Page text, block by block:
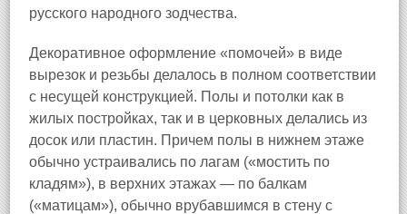
русского народного зодчества.
Декоративное оформление «помочей» в виде
вырезок и резьбы делалось в полном соответствии
с несущей конструкцией. Полы и потолки как в
жилых постройках, так и в церковных делались из
досок или пластин. Причем полы в нижнем этаже
обычно устраивались по лагам («мостить по
кладям»), в верхних этажах — по балкам
(«матицам»), обычно врубавшимся в стену с